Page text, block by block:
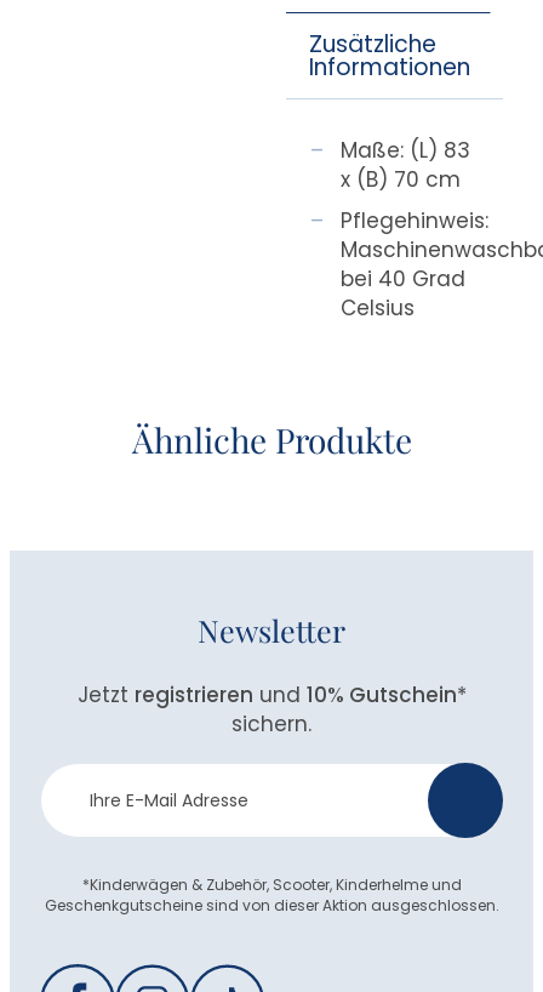
Zusätzliche
Informationen
Maße: (L) 83
x (B) 70 cm
Pflegehinweis:
bei 40 Grad
Celsius
Ähnliche Produkte
Newsletter
Jetzt registrieren und 10% Gutschein*
sichern.
Newsletter
Anmeldung
*Kinderwägen & Zubehör, Scooter, Kinderhelme und
Geschenkgutscheine sind von dieser Aktion ausgeschlossen.